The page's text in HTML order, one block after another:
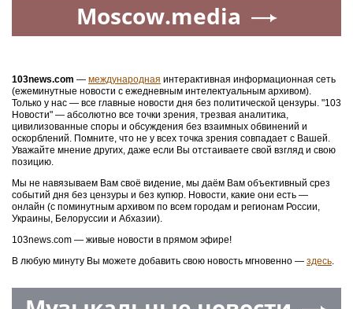
Moscow.media
103news.com — международная интерактивная информационная сеть
(ежеминутные новости с ежедневным интелектуальным архивом).
Только у нас — все главные новости дня без политической цензуры. "103
Новости" — абсолютно все точки зрения, трезвая аналитика,
цивилизованные споры и обсуждения без взаимных обвинений и
оскорблений. Помните, что не у всех точка зрения совпадает с Вашей.
Уважайте мнение других, даже если Вы отстаиваете свой взгляд и свою
позицию.
Мы не навязываем Вам своё видение, мы даём Вам объективный срез
событий дня без цензуры и без купюр. Новости, какие они есть —
онлайн (с поминутным архивом по всем городам и регионам России,
Украины, Белоруссии и Абхазии).
103news.com — живые новости в прямом эфире!
В любую минуту Вы можете добавить свою новость мгновенно — здесь.